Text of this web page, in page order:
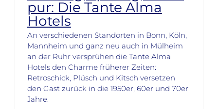
pur: Die Tante Alma
Hotels
An verschiedenen Standorten in Bonn, Köln,
Mannheim und ganz neu auch in Mülheim
an der Ruhr versprühen die Tante Alma
Hotels den Charme früherer Zeiten:
Retroschick, Plüsch und Kitsch versetzen
den Gast zurück in die 1950er, 60er und 70er
Jahre.